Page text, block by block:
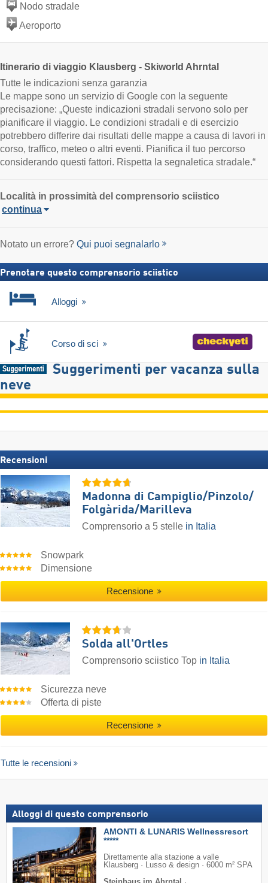
Nodo stradale
Aeroporto
Itinerario di viaggio Klausberg - Skiworld Ahrntal
Tutte le indicazioni senza garanzia
Le mappe sono un servizio di Google con la seguente
precisazione: „Queste indicazioni stradali servono solo per
pianificare il viaggio. Le condizioni stradali e di esercizio
potrebbero differire dai risultati delle mappe a causa di lavori in
corso, traffico, meteo o altri eventi. Pianifica il tuo percorso
considerando questi fattori. Rispetta la segnaletica stradale.“
Località in prossimità del comprensorio sciistico
continua
Notato un errore? Qui puoi segnalarlo
Prenotare questo comprensorio sciistico
Alloggi
Corso di sci
Suggerimenti per vacanza sulla
neve
Recensioni
Madonna di Campiglio/​Pinzolo/​
Folgàrida/​Marilleva
Comprensorio a 5 stelle in Italia
Snowpark
Dimensione
Recensione
Solda all'Ortles
Comprensorio sciistico Top in Italia
Sicurezza neve
Offerta di piste
Recensione
Tutte le recensioni
Alloggi di questo comprensorio
AMONTI & LUNARIS Wellnessresort
*****
Direttamente alla stazione a valle
Klausberg · Lusso & design · 6000 m² SPA